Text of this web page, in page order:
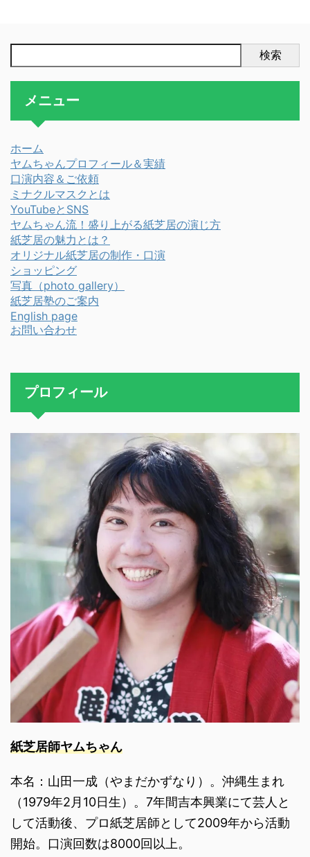
検索
メニュー
ホーム
ヤムちゃんプロフィール＆実績
口演内容＆ご依頼
ミナクルマスクとは
YouTubeとSNS
ヤムちゃん流！盛り上がる紙芝居の演じ方
紙芝居の魅力とは？
オリジナル紙芝居の制作・口演
ショッピング
写真（photo gallery）
紙芝居塾のご案内
English page
お問い合わせ
プロフィール
紙芝居師ヤムちゃん
本名：山田一成（やまだかずなり）。沖縄生まれ
（1979年2月10日生）。7年間吉本興業にて芸人と
して活動後、プロ紙芝居師として2009年から活動
開始。口演回数は8000回以上。